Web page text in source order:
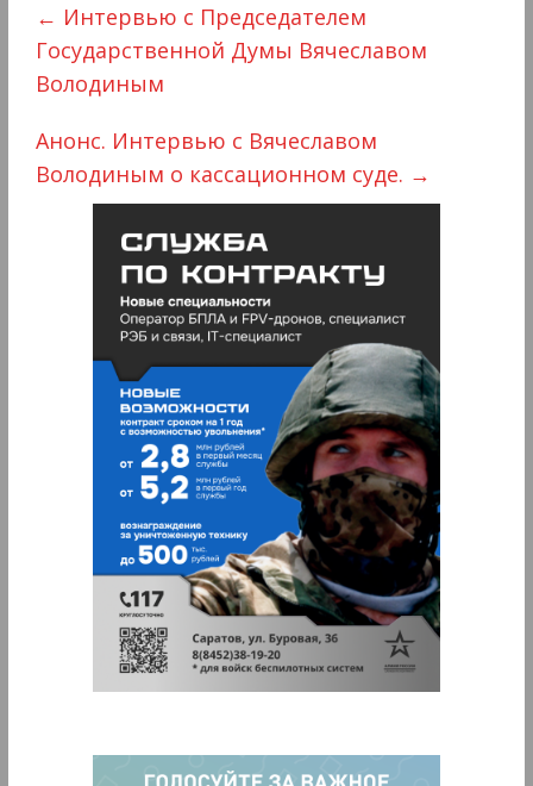
← Интервью с Председателем
Государственной Думы Вячеславом
Володиным
Анонс. Интервью с Вячеславом
Володиным о кассационном суде. →